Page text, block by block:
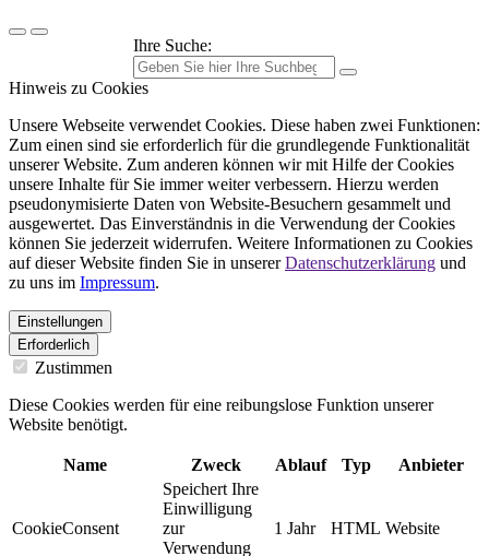
Ihre Suche:
Hinweis zu Cookies
Unsere Webseite verwendet Cookies. Diese haben zwei Funktionen:
Zum einen sind sie erforderlich für die grundlegende Funktionalität
unserer Website. Zum anderen können wir mit Hilfe der Cookies
unsere Inhalte für Sie immer weiter verbessern. Hierzu werden
pseudonymisierte Daten von Website-Besuchern gesammelt und
ausgewertet. Das Einverständnis in die Verwendung der Cookies
können Sie jederzeit widerrufen. Weitere Informationen zu Cookies
auf dieser Website finden Sie in unsererDatenschutzerklärung und
zu uns im Impressum.
Einstellungen
Erforderlich
Zustimmen
Diese Cookies werden für eine reibungslose Funktion unserer
Website benötigt.
Name Zweck Ablauf Typ Anbieter
CookieConsent
Speichert Ihre
Einwilligung
zur
Verwendung
1 Jahr HTML Website